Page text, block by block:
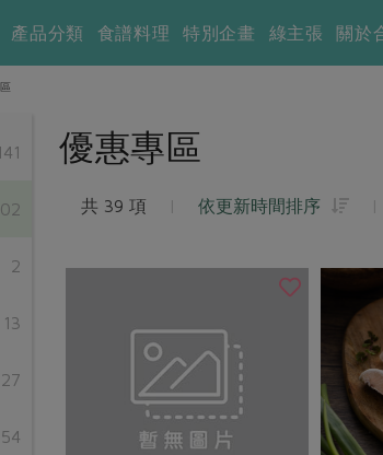
產品分類 食譜料理 特別企畫 綠主張 關於
優惠專區
共 39 項 | 依更新時間排序 |
2
13
27
54